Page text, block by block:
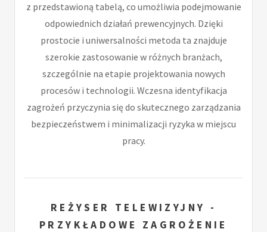
z przedstawioną tabelą, co umożliwia podejmowanie
odpowiednich działań prewencyjnych. Dzięki
prostocie i uniwersalności metoda ta znajduje
szerokie zastosowanie w różnych branżach,
szczególnie na etapie projektowania nowych
procesów i technologii. Wczesna identyfikacja
zagrożeń przyczynia się do skutecznego zarządzania
bezpieczeństwem i minimalizacji ryzyka w miejscu
pracy.
REŻYSER TELEWIZYJNY -
PRZYKŁADOWE ZAGROŻENIE